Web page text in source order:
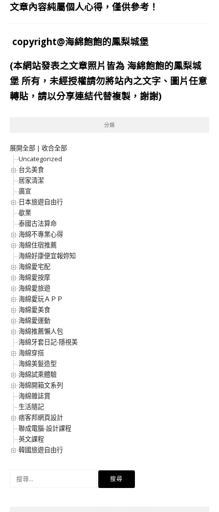
文章內容純屬個人心得，僅供參考！
copyright@海綿飽飽的鳳梨城堡
(本網站發表之文章照片皆為 海綿飽飽的鳳梨城
堡 所有，未經授權請勿將站內之文字、圖片任意
轉貼，請以分享連結代替複製，謝謝)
分類
展開全部 | 收合全部
Uncategorized
台北美食
居家清潔
廣宣
日本旅遊自由行
歇業
泰國古法算命
海綿不專業心得
海綿住宿推薦
海綿好康便宜報妳知
海綿愛宅配
海綿愛按摩
海綿愛旅遊
海綿愛玩ＡＰＰ
海綿愛美食
海綿愛運動
海綿推薦懶人包
海綿牙套日記-隱視美
海綿穿搭
海綿美髮造型
海綿試乘體驗
海綿開箱文系列
海綿雜誌賞
生活隨記
痞客邦網頁設計
聯成電腦-設計課程
英文課程
韓國旅遊自由行